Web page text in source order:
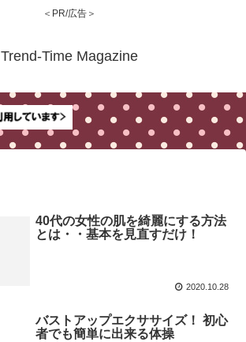
＜PR/広告＞
Trend-Time Magazine
40代の女性の肌を綺麗にする方法
とは・・基本を見直すだけ！
2020.10.28
バストアップエクササイズ！ 初心
者でも簡単に出来る体操